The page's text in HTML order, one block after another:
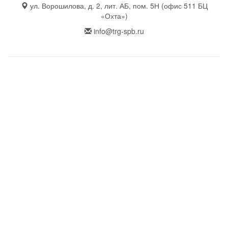
ул. Ворошилова, д. 2, лит. АБ, пом. 5Н (офис 511 БЦ
«Охта»)
info@trg-spb.ru